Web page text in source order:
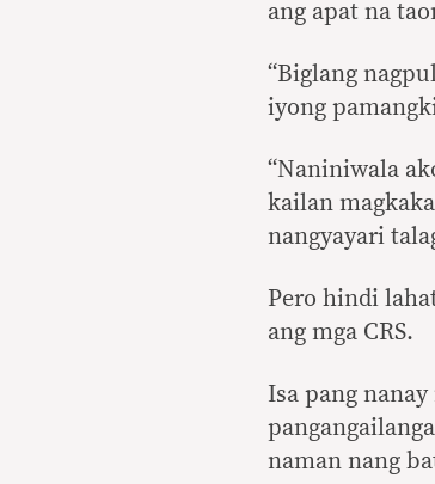
ang apat na
“Biglang
iyong
“Naniniwala
kailan
nangyayari
Pero hindi
ang mga CRS.
Isa pang
naman nang